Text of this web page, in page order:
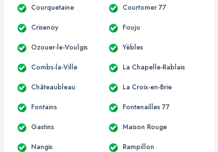
Courquetaine Courtomer 77
Crisenoy Fouju
Ozouer-le-Voulgis Yèbles
Combs-la-Ville La Chapelle-Rablais
Châteaubleau La Croix-en-Brie
Fontains Fontenailles 77
Gastins Maison Rouge
Nangis Rampillon